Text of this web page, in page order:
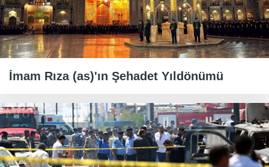
İmam Rıza (as)'ın Şehadet Yıldönümü